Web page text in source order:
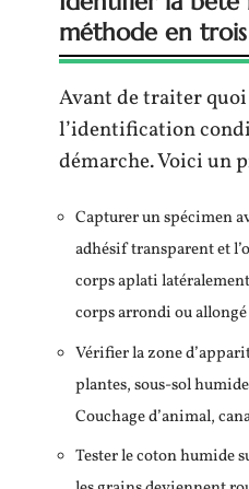
méthode en
Avant de traiter quoi
l’identification
démarche. Voici un
Capturer un spécimen
adhésif transparent et
corps aplati
corps arrondi ou
Vérifier la zone
plantes, sous-sol
Couchage d’animal,
Tester le coton humide